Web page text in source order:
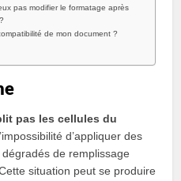
pas modifier le formatage après
de mon document ?
pas les cellules du
d’appliquer des
de remplissage
situation peut se produire